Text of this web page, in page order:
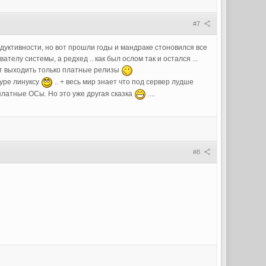
#7
но вот прошли годы и мандраке стоновился все
системы, а редхед .. как был ослом так и остался ...
выходить только платные релизы
линуксу
.. + весь мир знает что под сервер лудше
ОСы. Но это уже другая сказка
....
#8